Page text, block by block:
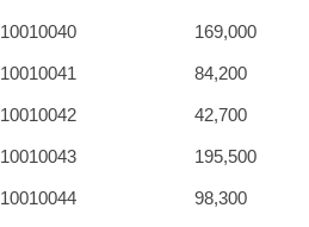
10010040 169,000
10010041 84,200
10010042 42,700
10010043 195,500
10010044 98,300